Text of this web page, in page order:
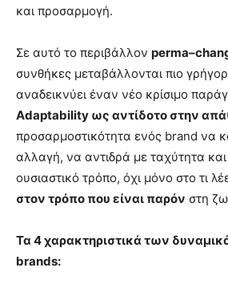
και προσαρμογή.
Σε αυτό το περιβάλλον perma–
συνθήκες μεταβάλλονται πιο
αναδεικνύει έναν νέο κρίσιμο
Adaptability ως αντίδοτο στην
προσαρμοστικότητα ενός brand να
αλλαγή, να αντιδρά με ταχύτητα και
ουσιαστικό τρόπο, όχι μόνο στο τι
στον τρόπο που είναι παρόν στη
Τα 4 χαρακτηριστικά των
brands: